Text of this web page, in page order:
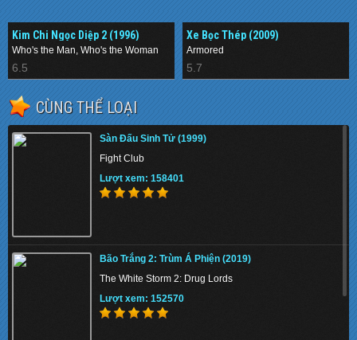
Kim Chi Ngọc Diệp 2 (1996)
Who's the Man, Who's the Woman
6.5
Xe Bọc Thép (2009)
Armored
5.7
CÙNG THỂ LOẠI
Sàn Đấu Sinh Tử (1999)
Fight Club
Lượt xem: 158401
Bão Trắng 2: Trùm Á Phiện (2019)
The White Storm 2: Drug Lords
Lượt xem: 152570